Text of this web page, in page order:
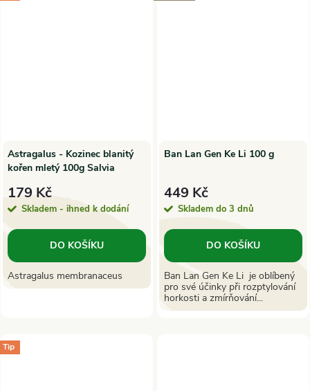
Astragalus - Kozinec blanitý
kořen mletý 100g Salvia
179 Kč
Skladem - ihned k dodání
DO KOŠÍKU
Astragalus membranaceus
Ban Lan Gen Ke Li 100 g
449 Kč
Skladem do 3 dnů
DO KOŠÍKU
Ban Lan Gen Ke Li je oblíbený
pro své účinky při rozptylování
horkosti a zmírňování...
Tip